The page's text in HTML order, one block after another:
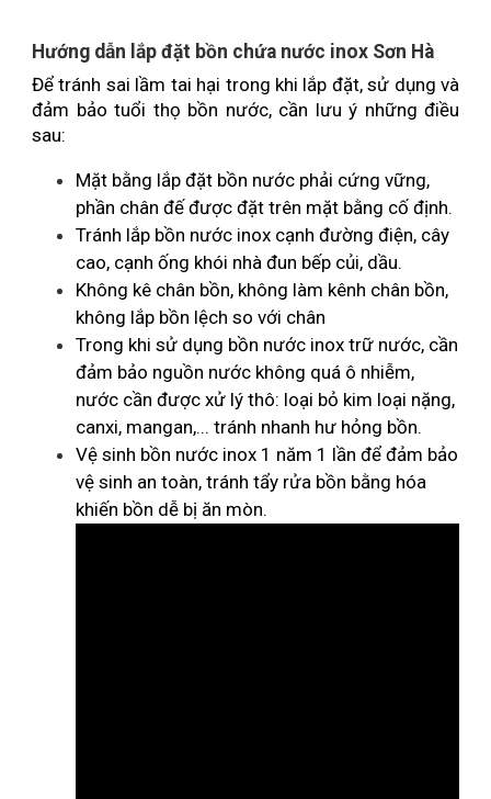
Hướng dẫn lắp đặt bồn chứa nước inox Sơn Hà
Để tránh sai lầm tai hại trong khi lắp đặt, sử dụng và
đảm bảo tuổi thọ bồn nước, cần lưu ý những điều
sau:
Mặt bằng lắp đặt bồn nước phải cứng vững,
phần chân đế được đặt trên mặt bằng cố định.
Tránh lắp bồn nước inox cạnh đường điện, cây
cao, cạnh ống khói nhà đun bếp củi, dầu.
Không kê chân bồn, không làm kênh chân bồn,
không lắp bồn lệch so với chân
Trong khi sử dụng bồn nước inox trữ nước, cần
đảm bảo nguồn nước không quá ô nhiễm,
nước cần được xử lý thô: loại bỏ kim loại nặng,
canxi, mangan,... tránh nhanh hư hỏng bồn.
Vệ sinh bồn nước inox 1 năm 1 lần để đảm bảo
vệ sinh an toàn, tránh tẩy rửa bồn bằng hóa
khiến bồn dễ bị ăn mòn.